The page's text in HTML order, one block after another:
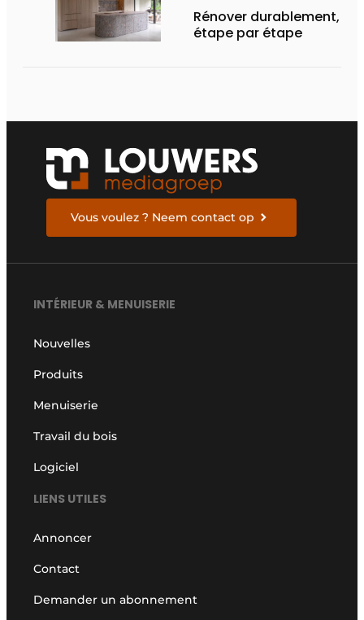
Rénover durablement,
étape par étape
Vous voulez ? Neem contact op
INTÉRIEUR & MENUISERIE
Nouvelles
Produits
Menuiserie
Travail du bois
Logiciel
LIENS UTILES
Annoncer
Contact
Demander un abonnement